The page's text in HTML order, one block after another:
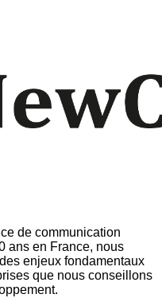
de communication
ans en France, nous
enjeux fondamentaux
que nous conseillons